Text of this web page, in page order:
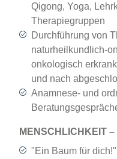
Qigong, Yoga,
Therapiegruppen
Durchführung von
naturheilkundlich-
onkologisch
und nach
Anamnese- und
MENSCHLICHKEIT
"Ein Baum für